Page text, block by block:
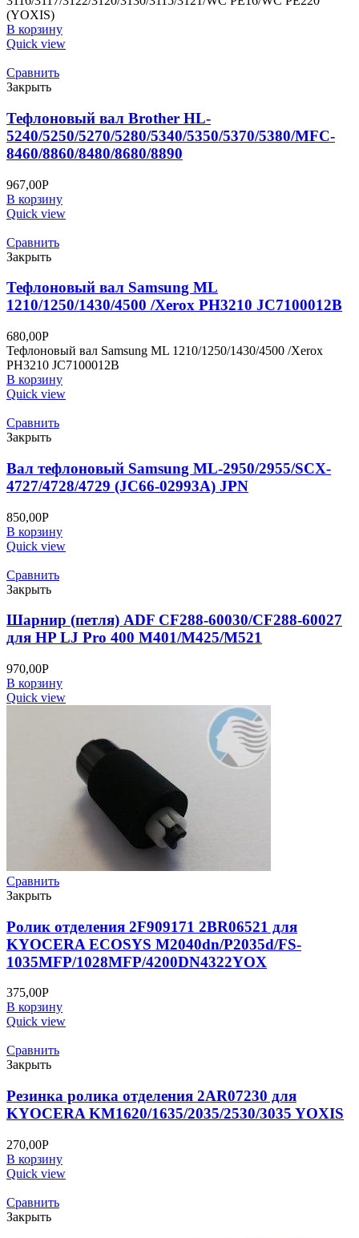
(YOXIS)
В корзину
Quick view
Сравнить
Закрыть
Тефлоновый вал Brother HL-
5240/5250/5270/5280/5340/5350/5370/5380/MFC-
8460/8860/8480/8680/8890
967,00Р
В корзину
Quick view
Сравнить
Закрыть
Тефлоновый вал Samsung ML
1210/1250/1430/4500 /Xerox PH3210 JC7100012B
680,00Р
Тефлоновый вал Samsung ML 1210/1250/1430/4500 /Xerox
PH3210 JC7100012B
В корзину
Quick view
Сравнить
Закрыть
Вал тефлоновый Samsung ML-2950/2955/SCX-
4727/4728/4729 (JC66-02993A) JPN
850,00Р
В корзину
Quick view
Сравнить
Закрыть
Шарнир (петля) ADF CF288-60030/CF288-60027
для HP LJ Pro 400 M401/M425/M521
970,00Р
В корзину
Quick view
Сравнить
Закрыть
Ролик отделения 2F909171 2BR06521 для
KYOCERA ECOSYS M2040dn/P2035d/FS-
1035MFP/1028MFP/4200DN4322YOX
375,00Р
В корзину
Quick view
Сравнить
Закрыть
Резинка ролика отделения 2AR07230 для
KYOCERA KM1620/1635/2035/2530/3035 YOXIS
270,00Р
В корзину
Quick view
Сравнить
Закрыть